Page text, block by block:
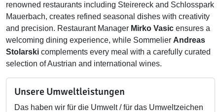
renowned restaurants including Steirereck and Schlosspark
Mauerbach, creates refined seasonal dishes with creativity
and precision. Restaurant Manager Mirko Vasic ensures a
welcoming dining experience, while Sommelier Andreas
Stolarski complements every meal with a carefully curated
selection of Austrian and international wines.
Unsere Umweltleistungen
Das haben wir für die Umwelt / für das Umweltzeichen